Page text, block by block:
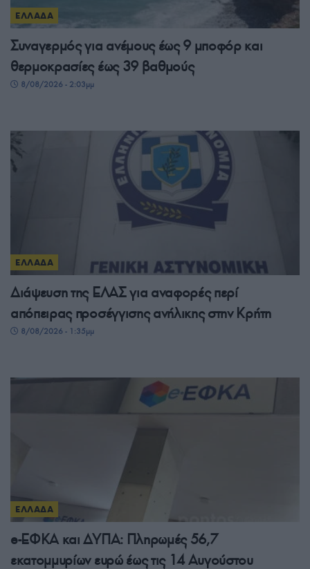
ΕΛΛΑΔΑ
Συναγερμός για ανέμους έως 9 μποφόρ και
θερμοκρασίες έως 39 βαθμούς
8/08/2026 - 2:03μμ
ΕΛΛΑΔΑ
Διάψευση της ΕΛΑΣ για αναφορές περί
απόπειρας προσέγγισης ανήλικης στην Κρήτη
8/08/2026 - 1:35μμ
ΕΛΛΑΔΑ
e-ΕΦΚΑ και ΔΥΠΑ: Πληρωμές 56,7
εκατομμυρίων ευρώ έως τις 14 Αυγούστου